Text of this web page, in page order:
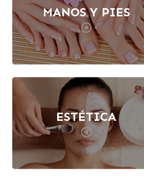
MANOS Y PIES
ESTÉTICA